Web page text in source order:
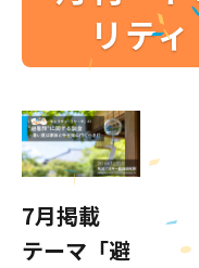
リテ
7月掲載
テーマ「避